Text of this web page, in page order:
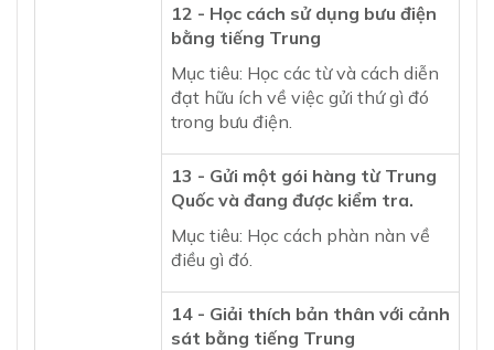
12 - Học cách sử dụng bưu điện
bằng tiếng Trung
Mục tiêu: Học các từ và cách diễn
đạt hữu ích về việc gửi thứ gì đó
trong bưu điện.
13 - Gửi một gói hàng từ Trung
Quốc và đang được kiểm tra.
Mục tiêu: Học cách phàn nàn về
điều gì đó.
14 - Giải thích bản thân với cảnh
sát bằng tiếng Trung